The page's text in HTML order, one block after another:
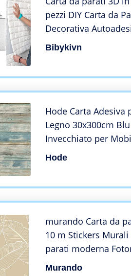
pezzi DIY Carta da
Decorativa
Decorativo
Bibykivn
Hode Carta Adesiva
Legno 30x300cm
Invecchiato per
Decorativo per
Hode
murando Carta da
10 m Stickers Murali
parati moderna
adesivi Carta da parati
Murando